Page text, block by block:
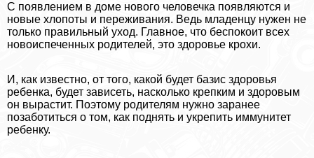
С появлением в доме нового человечка появляются и
новые хлопоты и переживания. Ведь младенцу нужен не
только правильный уход. Главное, что беспокоит всех
новоиспеченных родителей, это здоровье крохи.
И, как известно, от того, какой будет базис здоровья
ребенка, будет зависеть, насколько крепким и здоровым
он вырастит. Поэтому родителям нужно заранее
позаботиться о том, как поднять и укрепить иммунитет
ребенку.